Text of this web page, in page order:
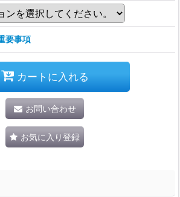
要事項
カートに入れる
お問い合わせ
お気に入り登録